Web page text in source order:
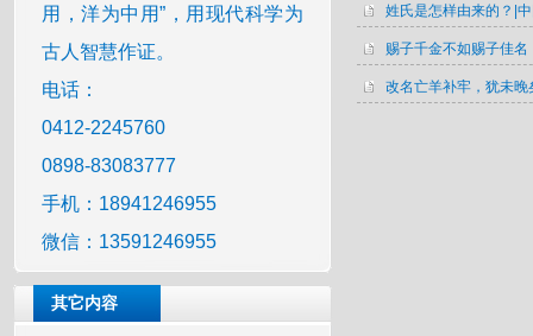
用，洋为中用”，用现代科学为
古人智慧作证。
电话：
0412-2245760
0898-83083777
手机：18941246955
微信：13591246955
其它内容
姓氏是怎样由来的？|
赐子千金不如赐子佳名
改名亡羊补牢，犹未晚